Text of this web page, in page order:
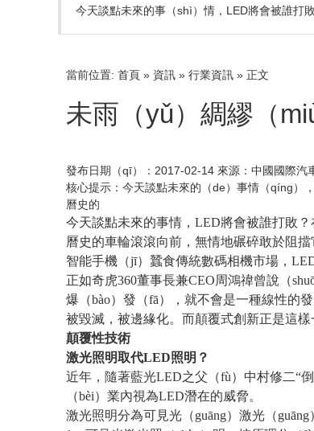
今天談點未來的事（shì）情，LED將會被誰打
當前位置: 首頁 » 資訊 » 行業資訊 » 正文
未雨（yǔ）綢繆（
發布日期（qī）：2017-02-14 來源：中國國際汽
核心提示：今天談點未來的（de）事情（qíng）
曆史的
今天談點未來的事情，LED將會被誰打敗
曆史的車輪滾滾向前，無情地碾碎敢於阻
智能手機（jī）蠶食傳統數碼相機市場，
正如奇虎360董事長兼CEO周鴻禕曾說（
爆（bào）發（fā），就不會是一種線性的
被毀滅，被邊緣化。而顛覆式創新正是這
顛覆性技術
激光照明取代LED照明？
近年，隨著藍光LED之父（fù）中村修二“
（bèi）業內視為LED潛在的威脅。
激光照明分為可見光（guāng）激光（